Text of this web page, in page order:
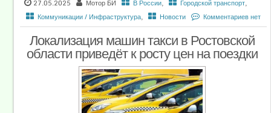
27.05.2025 Мотор БИ В России, Городской транспорт,
Коммуникации / Инфраструктура, Новости Комментариев нет
Локализация машин такси в Ростовской
области приведёт к росту цен на поездки